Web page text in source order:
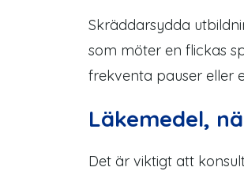
Skräddarsydda
som möter en flickas
frekventa pauser eller
Läkemedel,
Det är viktigt att